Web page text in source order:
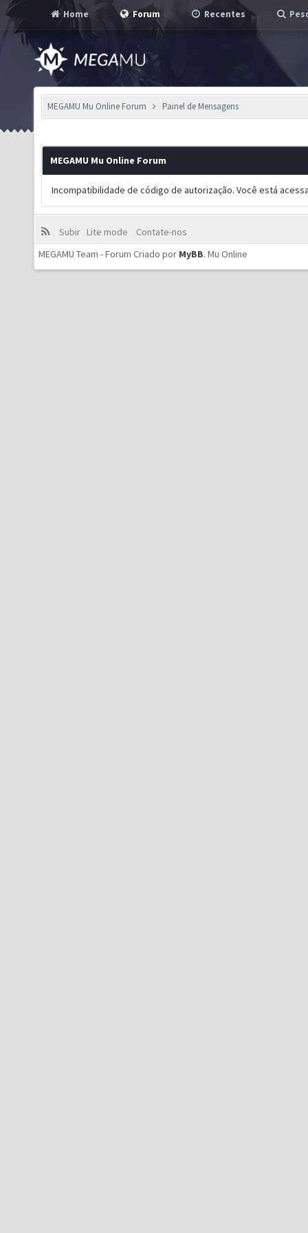
Home Forum Recentes
MEGAMU Mu Online Forum Painel de Mensagens
MEGAMU Mu Online Forum
Incompatibilidade de código de autorização. Você está
Subir Lite mode
Contate-nos
MEGAMU Team - Forum Criado por MyBB. Mu Online